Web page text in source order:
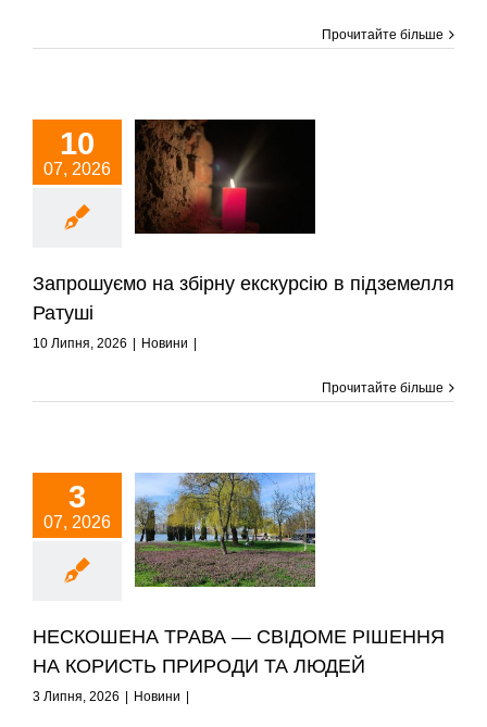
Прочитайте більше
10
07, 2026
на
екскурсію в
Ратуші
Новини
Запрошуємо на збірну екскурсію в підземелля
Ратуші
10 Липня, 2026 Новини
Прочитайте більше
3
07, 2026
ТРАВА
— СВІДОМЕ
РІШЕННЯ НА
ПРИРОДИ
ТА ЛЮДЕЙ
НЕСКОШЕНА ТРАВА — СВІДОМЕ РІШЕННЯ
НА КОРИСТЬ ПРИРОДИ ТА ЛЮДЕЙ
3 Липня, 2026 Новини